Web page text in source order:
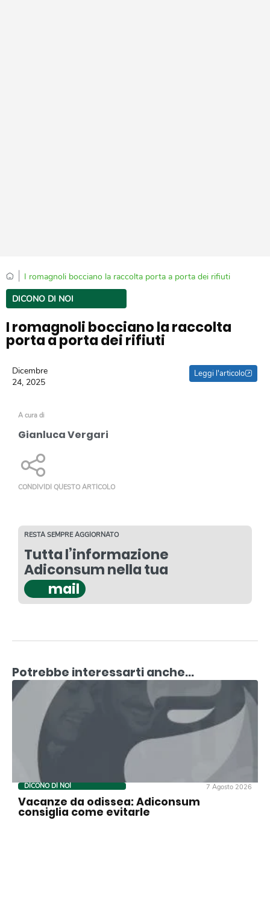
I romagnoli bocciano la raccolta porta a porta dei rifiuti
DICONO DI NOI
I romagnoli bocciano la raccolta
porta a porta dei rifiuti
A cura di
Gianluca Vergari
CONDIVIDI QUESTO ARTICOLO
RESTA SEMPRE AGGIORNATO
Tutta l’informazione
Adiconsum nella tua
mail
Dicembre
24, 2025
Leggi l'articolo
Potrebbe interessarti anche...
DICONO DI NOI 7 Agosto 2026
Vacanze da odissea: Adiconsum
consiglia come evitarle